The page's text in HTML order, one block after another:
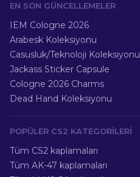
EN SON GÜNCELLEMELER
IEM Cologne 2026
Arabesk Koleksiyonu
Casusluk/Teknoloji Koleksiyonu
Jackass Sticker Capsule
Cologne 2026 Charms
Dead Hand Koleksiyonu
POPÜLER CS2 KATEGORILERI
Tüm CS2 kaplamaları
Tüm AK-47 kaplamaları